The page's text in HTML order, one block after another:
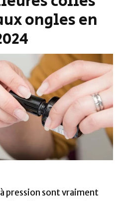
ongles en
pression sont vraiment